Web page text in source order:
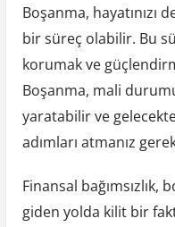
Boşanma, hayatınızı
bir süreç olabilir. Bu
korumak ve
Boşanma, mali
yaratabilir ve
adımları atmanız
Finansal bağımsızlık,
giden yolda kilit bir